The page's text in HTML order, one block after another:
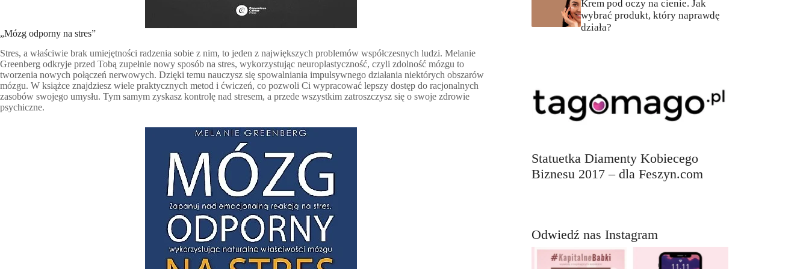
„Mózg odporny na stres”
Stres, a właściwie brak umiejętności radzenia sobie z nim, to jeden z największych problemów współczesnych ludzi. Melanie
Greenberg odkryje przed Tobą zupełnie nowy sposób na stres, wykorzystując neuroplastyczność, czyli zdolność mózgu to
tworzenia nowych połączeń nerwowych. Dzięki temu nauczysz się spowalniania impulsywnego działania niektórych obszarów
mózgu. W książce znajdziesz wiele praktycznych metod i ćwiczeń, co pozwoli Ci wypracować lepszy dostęp do racjonalnych
zasobów swojego umysłu. Tym samym zyskasz kontrolę nad stresem, a przede wszystkim zatroszczysz się o swoje zdrowie
psychiczne.
Krem pod oczy na cienie. Jak
wybrać produkt, który naprawdę
działa?
Statuetka Diamenty Kobiecego
Biznesu 2017 – dla Feszyn.com
Odwiedź nas Instagram